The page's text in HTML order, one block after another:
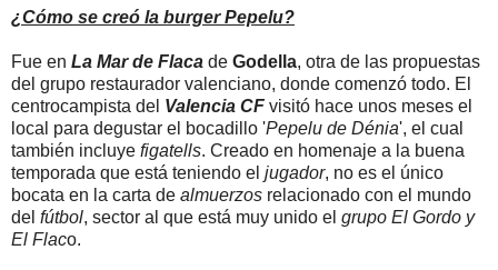
¿Cómo se creó la burger Pepelu?
Fue en La Mar de Flaca de Godella, otra de las propuestas
del grupo restaurador valenciano, donde comenzó todo. El
centrocampista del Valencia CF visitó hace unos meses el
local para degustar el bocadillo 'Pepelu de Dénia', el cual
también incluye figatells. Creado en homenaje a la buena
temporada que está teniendo el jugador, no es el único
bocata en la carta de almuerzos relacionado con el mundo
del fútbol, sector al que está muy unido el grupo El Gordo y
El Flaco.